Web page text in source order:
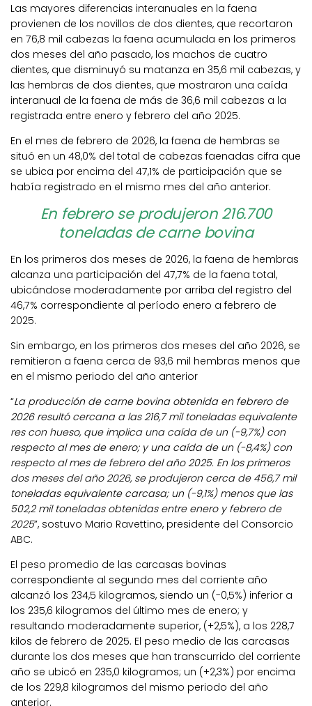
Las mayores diferencias interanuales en la faena
provienen de los novillos de dos dientes, que recortaron
en 76,8 mil cabezas la faena acumulada en los primeros
dos meses del año pasado, los machos de cuatro
dientes, que disminuyó su matanza en 35,6 mil cabezas, y
las hembras de dos dientes, que mostraron una caída
interanual de la faena de más de 36,6 mil cabezas a la
registrada entre enero y febrero del año 2025.
En el mes de febrero de 2026, la faena de hembras se
situó en un 48,0% del total de cabezas faenadas cifra que
se ubica por encima del 47,1% de participación que se
había registrado en el mismo mes del año anterior.
En febrero se produjeron 216.700
toneladas de carne bovina
En los primeros dos meses de 2026, la faena de hembras
alcanza una participación del 47,7% de la faena total,
ubicándose moderadamente por arriba del registro del
46,7% correspondiente al período enero a febrero de
2025.
Sin embargo, en los primeros dos meses del año 2026, se
remitieron a faena cerca de 93,6 mil hembras menos que
en el mismo periodo del año anterior
“La producción de carne bovina obtenida en febrero de
2026 resultó cercana a las 216,7 mil toneladas equivalente
res con hueso, que implica una caída de un (-9,7%) con
respecto al mes de enero; y una caída de un (-8,4%) con
respecto al mes de febrero del año 2025. En los primeros
dos meses del año 2026, se produjeron cerca de 456,7 mil
toneladas equivalente carcasa; un (-9,1%) menos que las
502,2 mil toneladas obtenidas entre enero y febrero de
2025”, sostuvo Mario Ravettino, presidente del Consorcio
ABC.
El peso promedio de las carcasas bovinas
correspondiente al segundo mes del corriente año
alcanzó los 234,5 kilogramos, siendo un (-0,5%) inferior a
los 235,6 kilogramos del último mes de enero; y
resultando moderadamente superior, (+2,5%), a los 228,7
kilos de febrero de 2025. El peso medio de las carcasas
durante los dos meses que han transcurrido del corriente
año se ubicó en 235,0 kilogramos; un (+2,3%) por encima
de los 229,8 kilogramos del mismo periodo del año
anterior.